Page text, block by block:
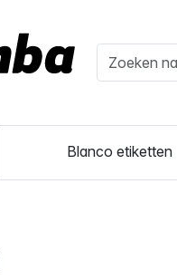
Blanco etiketten